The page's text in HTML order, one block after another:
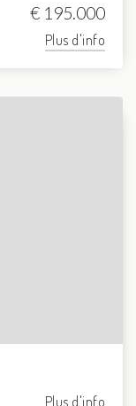
€ 195.000
Plus d'info
Plus d'info